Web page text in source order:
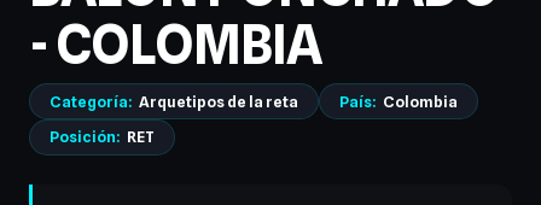
- COLOMBIA
Categoría: Arquetipos de la reta País: Colombia
Posición: RET